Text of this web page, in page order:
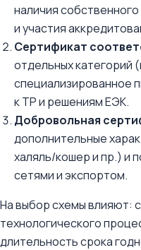
наличия
и участия
Сертификат
отдельных категорий
специализированное
к ТР и решениям ЕЭК.
Добровольная
дополнительные
халяль/кошер и пр.) и
сетями и экспортом.
На выбор схемы влияют:
технологического
длительность срока